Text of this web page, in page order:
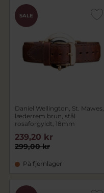
SALE
Daniel Wellington, St. Mawes,
læderrem brun, stål
rosaforgyldt, 18mm
299,00 kr
239,20 kr
På fjernlager